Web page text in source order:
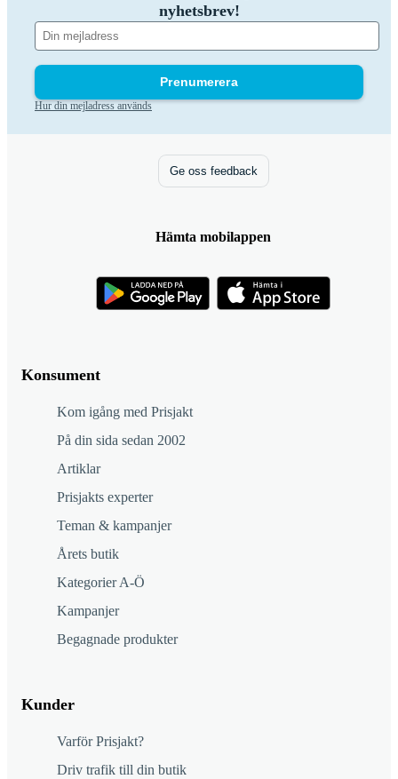
nyhetsbrev!
Prenumerera
Hur din mejladress används
Konsument
Kom igång med Prisjakt
På din sida sedan 2002
Artiklar
Prisjakts experter
Teman & kampanjer
Årets butik
Kategorier A-Ö
Kampanjer
Begagnade produkter
Kunder
Varför Prisjakt?
Driv trafik till din butik
Ge oss feedback
Hämta mobilappen